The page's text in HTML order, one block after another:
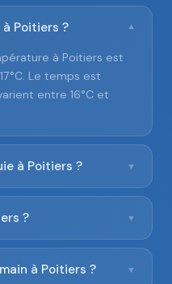
Poitiers ? ▼
à Poitiers est
Le temps est
entre 16°C et
à Poitiers ? ▼
? ▼
à Poitiers ? ▼